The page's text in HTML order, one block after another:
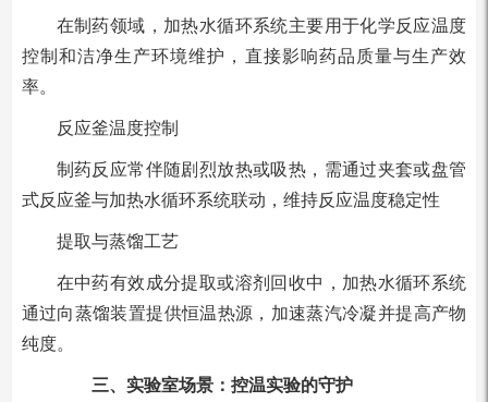
在制药领域，加热水循环系统主要用于化学反应温度
控制和洁净生产环境维护，直接影响药品质量与生产效
率。
反应釜温度控制
制药反应常伴随剧烈放热或吸热，需通过夹套或盘管
式反应釜与加热水循环系统联动，维持反应温度稳定性
提取与蒸馏工艺
在中药有效成分提取或溶剂回收中，加热水循环系统
通过向蒸馏装置提供恒温热源，加速蒸汽冷凝并提高产物
纯度。
三、实验室场景：控温实验的守护